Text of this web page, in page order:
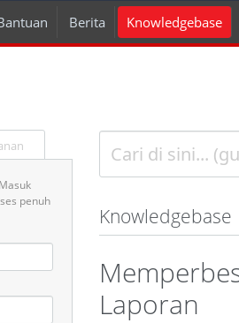
Berita Knowledgebase
penuh
Knowledgebase
Laporan